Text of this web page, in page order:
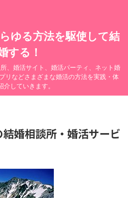
ゆる方法を駆使して結
する！
、婚活サイト、婚活パーティ、ネット婚
リなどさまざまな婚活の方法を実践・体
介していきます。
婚相談所・婚活サービ